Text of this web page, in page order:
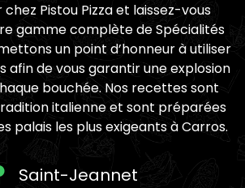
chez Pistou Pizza et laissez-vous
gamme complète de Spécialités
un point d’honneur à utiliser
afin de vous garantir une explosion
bouchée. Nos recettes sont
italienne et sont préparées
palais les plus exigeants à Carros.
Saint-Jeannet